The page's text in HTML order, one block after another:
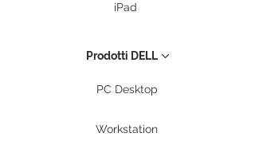
iPad
Prodotti DELL
PC Desktop
Workstation